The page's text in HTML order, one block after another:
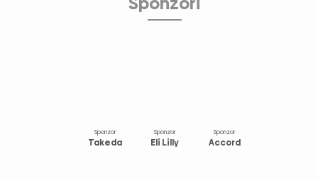
Sponzor
Takeda
Sponzor
Eli Lilly
Sponzor
Accord